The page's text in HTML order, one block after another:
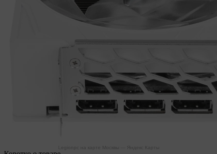
Legionpc на карте Москвы — Яндекс Карты